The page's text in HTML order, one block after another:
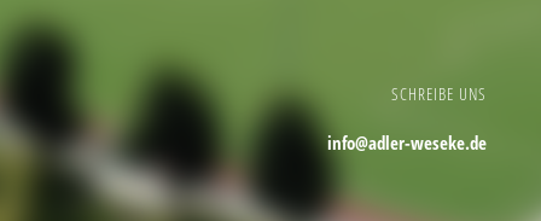
SCHREIBE UNS
info@adler-weseke.de